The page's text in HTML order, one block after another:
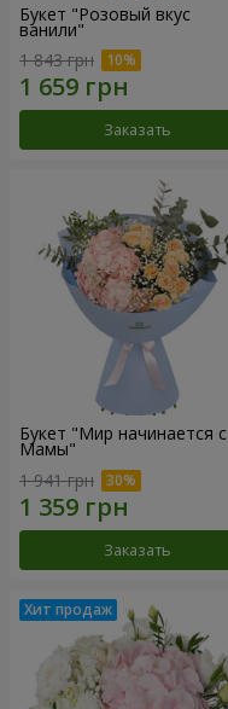
Букет "Розовый вкус
ванили"
1 843 грн
Заказать
Букет "Мир начинается с
Мамы"
1 941 грн
Заказать